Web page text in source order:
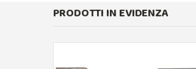
PRODOTTI IN EVIDENZA